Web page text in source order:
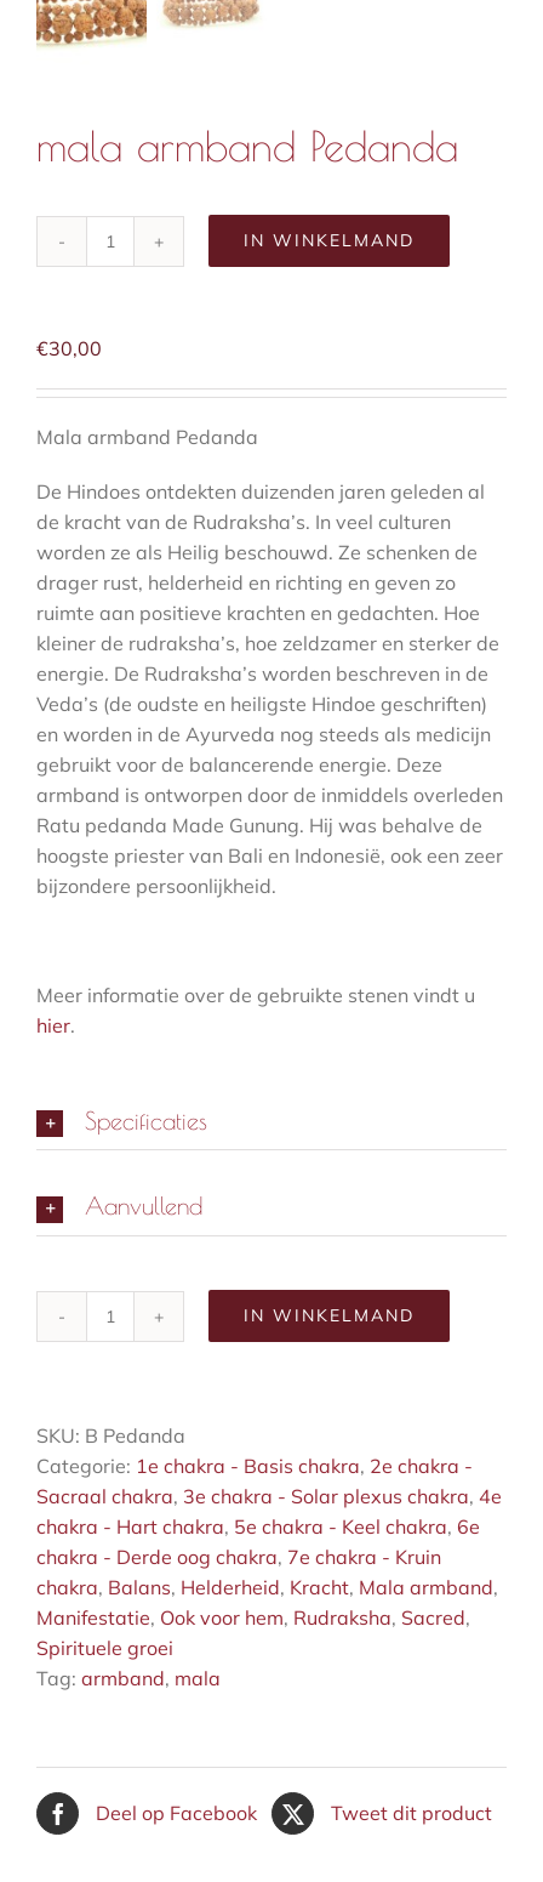
mala armband Pedanda
mala
IN WINKELMAND
€30,00
Mala armband Pedanda
De Hindoes ontdekten duizenden jaren geleden al
de kracht van de Rudraksha’s. In veel culturen
worden ze als Heilig beschouwd. Ze schenken de
drager rust, helderheid en richting en geven zo
ruimte aan positieve krachten en gedachten. Hoe
kleiner de rudraksha’s, hoe zeldzamer en sterker de
energie. De Rudraksha’s worden beschreven in de
Veda’s (de oudste en heiligste Hindoe geschriften)
en worden in de Ayurveda nog steeds als medicijn
gebruikt voor de balancerende energie. Deze
armband is ontworpen door de inmiddels overleden
Ratu pedanda Made Gunung. Hij was behalve de
hoogste priester van Bali en Indonesië, ook een zeer
bijzondere persoonlijkheid.
Meer informatie over de gebruikte stenen vindt u
hier.
Specificaties
Aanvullend
mala
IN WINKELMAND
SKU: B Pedanda
Categorie: 1e chakra - Basis chakra, 2e chakra -
Sacraal chakra, 3e chakra - Solar plexus chakra, 4e
chakra - Hart chakra, 5e chakra - Keel chakra, 6e
chakra - Derde oog chakra, 7e chakra - Kruin
chakra, Balans, Helderheid, Kracht, Mala armband,
Manifestatie, Ook voor hem, Rudraksha, Sacred,
Spirituele groei
Tag: armband, mala
Deel op Facebook Tweet dit product